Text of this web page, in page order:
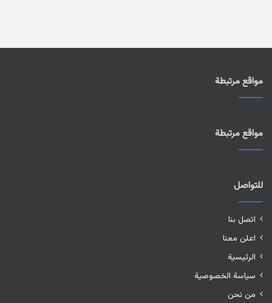
مواقع مرتبطة
مواقع مرتبطة
للتواصل
اتصل بنا
اعلن معنا
الرئيسية
سياسة الخصوصية
من نحن